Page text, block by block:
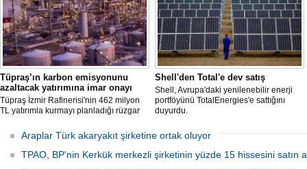
Tüpraş’ın karbon emisyonunu
azaltacak yatırımına imar onayı
Tüpraş İzmir Rafinerisi'nin 462 milyon
TL yatırımla kurmayı planladığı rüzgar
nazım ve uygulama imar planı
değişiklikleri Çevre, Şehircilik ve İklim
Değişikliği Bakanlığı tarafından
Shell'den Total'e dev satış
Shell, Avrupa'daki yenilenebilir enerji
portföyünü TotalEnergies'e sattığını
duyurdu.
Araplar Türk akaryakıt şirketine ortak oluyor
TPAO, BP'nin Kerkük merkezli şirketinin yüzde 15 hissesini satın